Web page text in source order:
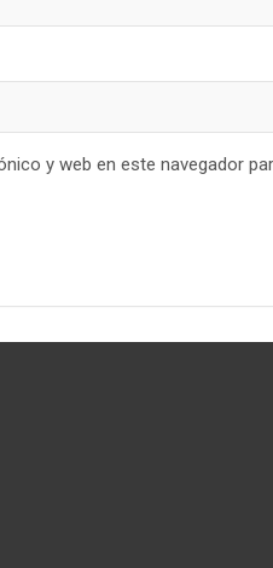
y web en este navegador